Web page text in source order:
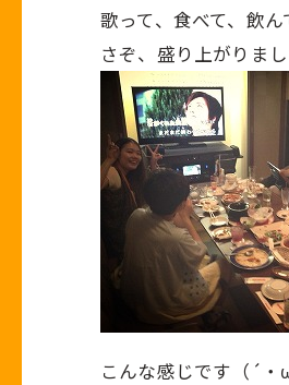
歌って、食べて、飲
さぞ、盛り上がりまし
こんな感じです（´・